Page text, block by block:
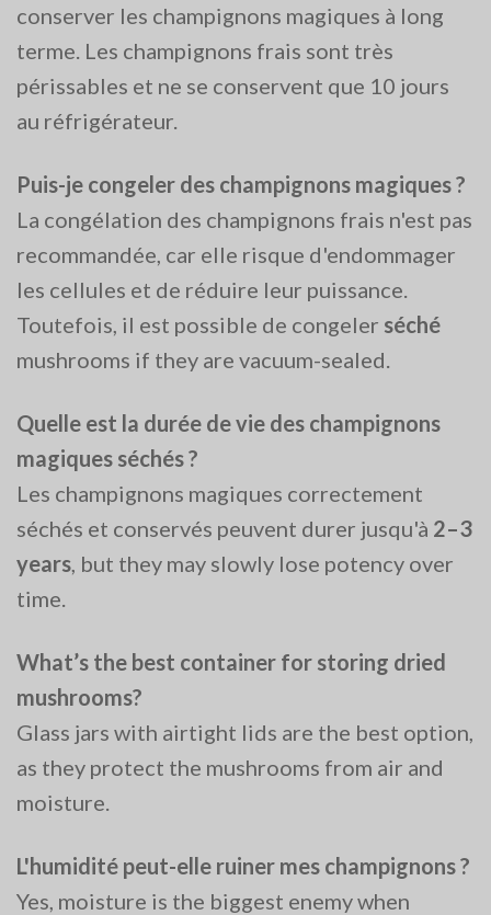
conserver les champignons magiques à long
terme. Les champignons frais sont très
périssables et ne se conservent que 10 jours
au réfrigérateur.
Puis-je congeler des champignons magiques ?
La congélation des champignons frais n'est pas
recommandée, car elle risque d'endommager
les cellules et de réduire leur puissance.
Toutefois, il est possible de congeler séché
mushrooms if they are vacuum-sealed​.
Quelle est la durée de vie des champignons
magiques séchés ?
Les champignons magiques correctement
séchés et conservés peuvent durer jusqu'à 2–3
years, but they may slowly lose potency over
time​.
What’s the best container for storing dried
mushrooms?
Glass jars with airtight lids are the best option,
as they protect the mushrooms from air and
moisture​.
L'humidité peut-elle ruiner mes champignons ?
Yes, moisture is the biggest enemy when